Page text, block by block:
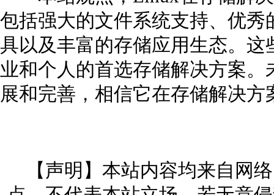
包括强大的文件系统支持、优
具以及丰富的存储应用生态。
业和个人的首选存储解决方案
展和完善，相信它在存储解决
【声明】本站内容均来自网